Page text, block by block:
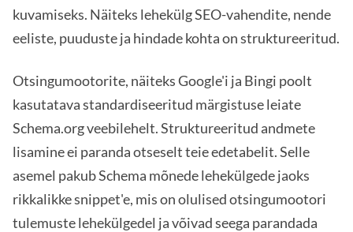
kuvamiseks. Näiteks lehekülg SEO-vahendite, nende
eeliste, puuduste ja hindade kohta on struktureeritud.
Otsingumootorite, näiteks Google'i ja Bingi poolt
kasutatava standardiseeritud märgistuse leiate
Schema.org veebilehelt. Struktureeritud andmete
lisamine ei paranda otseselt teie edetabelit. Selle
asemel pakub Schema mõnede lehekülgede jaoks
rikkalikke snippet'e, mis on olulised otsingumootori
tulemuste lehekülgedel ja võivad seega parandada